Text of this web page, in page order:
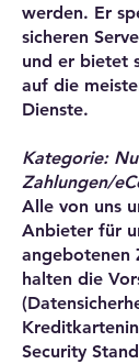
werden. Er
sicheren
und er bietet
auf die
Dienste.
Kategorie:
Zahlungen/
Alle von uns
Anbieter für
angebotenen
halten die
Security